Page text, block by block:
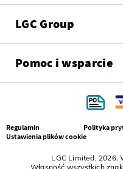
LGC Group
Pomoc i wsparcie
LGC Limited, 2026.
Własność wszystkich
Regulamin Polityka
Ustawienia plików cookie